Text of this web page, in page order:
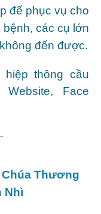
để phục vụ cho
các cụ lớn
đến được.
thông cầu
Face
Thương
Nhì